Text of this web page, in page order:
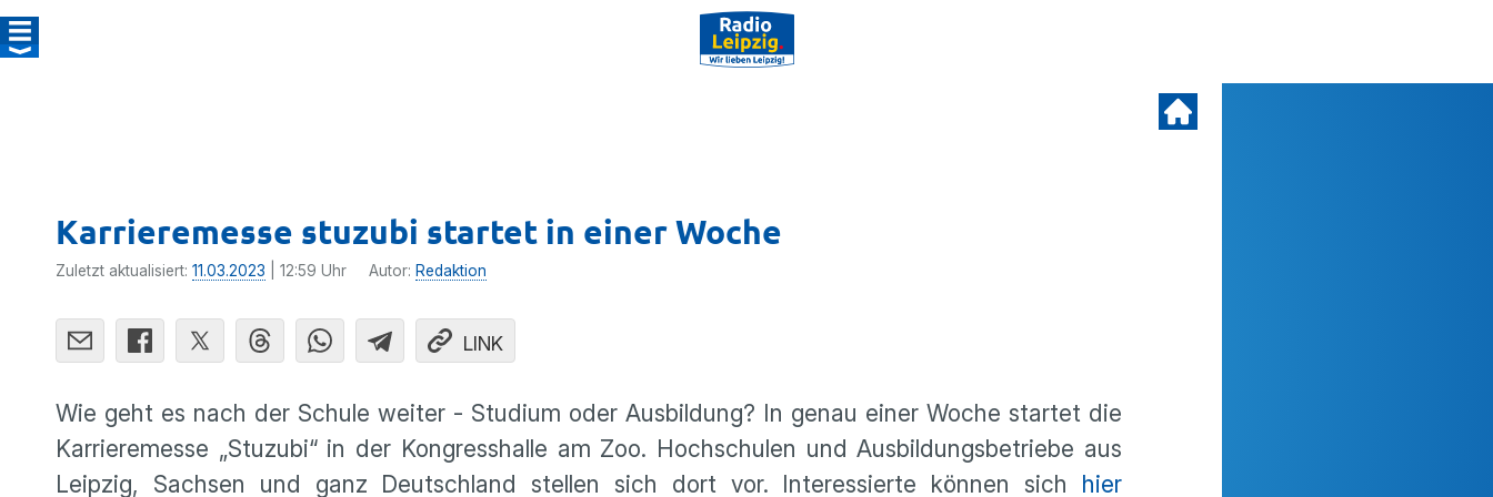
Karrieremesse stuzubi startet in einer Woche
Zuletzt aktualisiert: 11.03.2023 | 12:59 Uhr Autor: Redaktion
LINK
Wie geht es nach der Schule weiter - Studium oder Ausbildung? In genau einer Woche startet die
Karrieremesse „Stuzubi“ in der Kongresshalle am Zoo. Hochschulen und Ausbildungsbetriebe aus
Leipzig, Sachsen und ganz Deutschland stellen sich dort vor. Interessierte können sich hier